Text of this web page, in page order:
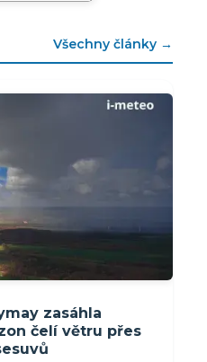
Všechny články →
zasáhla
čelí větru přes